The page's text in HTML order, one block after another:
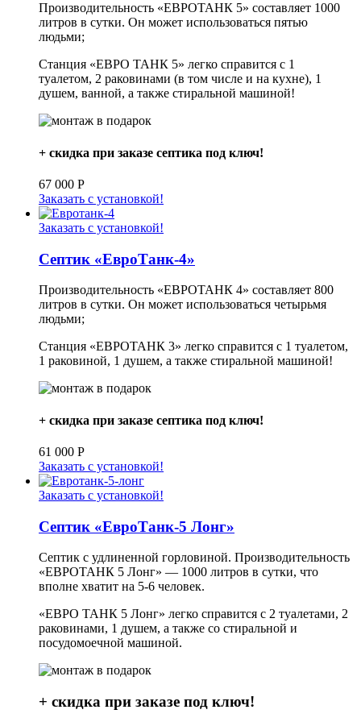
Производительность «ЕВРОТАНК 5» составляет 1000
литров в сутки. Он может использоваться пятью
людьми;
Станция «ЕВРО ТАНК 5» легко справится с 1
туалетом, 2 раковинами (в том числе и на кухне), 1
душем, ванной, а также стиральной машиной!
+ скидка при заказе септика под ключ!
67 000 Р
Заказать с установкой!
Заказать с установкой!
Септик «ЕвроТанк-4»
Производительность «ЕВРОТАНК 4» составляет 800
литров в сутки. Он может использоваться четырьмя
людьми;
Станция «ЕВРОТАНК 3» легко справится с 1 туалетом,
1 раковиной, 1 душем, а также стиральной машиной!
+ скидка при заказе септика под ключ!
61 000 Р
Заказать с установкой!
Заказать с установкой!
Септик «ЕвроТанк-5 Лонг»
Септик с удлиненной горловиной. Производительность
«ЕВРОТАНК 5 Лонг» — 1000 литров в сутки, что
вполне хватит на 5-6 человек.
«ЕВРО ТАНК 5 Лонг» легко справится с 2 туалетами, 2
раковинами, 1 душем, а также со стиральной и
посудомоечной машиной.
+ скидка при заказе под ключ!